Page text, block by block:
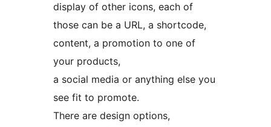
display of other icons, each of
those can be a URL, a shortcode,
content, a promotion to one of
your products,
a social media or anything else you
see fit to promote.
There are design options,